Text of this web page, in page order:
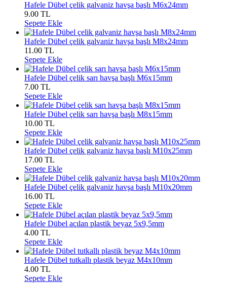
Hafele Dübel çelik galvaniz havşa başlı M6x24mm
9.00 TL
Sepete Ekle
Hafele Dübel çelik galvaniz havşa başlı M8x24mm
11.00 TL
Sepete Ekle
Hafele Dübel çelik sarı havşa başlı M6x15mm
7.00 TL
Sepete Ekle
Hafele Dübel çelik sarı havşa başlı M8x15mm
10.00 TL
Sepete Ekle
Hafele Dübel çelik galvaniz havşa başlı M10x25mm
17.00 TL
Sepete Ekle
Hafele Dübel çelik galvaniz havşa başlı M10x20mm
16.00 TL
Sepete Ekle
Hafele Dübel açılan plastik beyaz 5x9,5mm
4.00 TL
Sepete Ekle
Hafele Dübel tutkallı plastik beyaz M4x10mm
4.00 TL
Sepete Ekle